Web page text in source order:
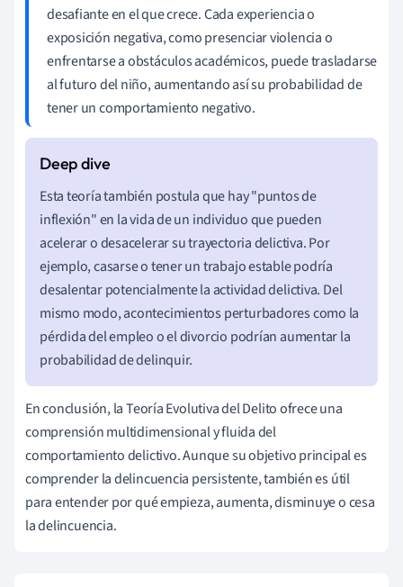
desafiante en el que crece. Cada experiencia o
exposición negativa, como presenciar violencia o
enfrentarse a obstáculos académicos, puede trasladarse
al futuro del niño, aumentando así su probabilidad de
tener un comportamiento negativo.
Esta teoría también postula que hay "puntos de
inflexión" en la vida de un individuo que pueden
acelerar o desacelerar su trayectoria delictiva. Por
ejemplo, casarse o tener un trabajo estable podría
desalentar potencialmente la actividad delictiva. Del
mismo modo, acontecimientos perturbadores como la
pérdida del empleo o el divorcio podrían aumentar la
probabilidad de delinquir.
En conclusión, la Teoría Evolutiva del Delito ofrece una
comprensión multidimensional y fluida del
comportamiento delictivo. Aunque su objetivo principal es
comprender la delincuencia persistente, también es útil
para entender por qué empieza, aumenta, disminuye o cesa
la delincuencia.